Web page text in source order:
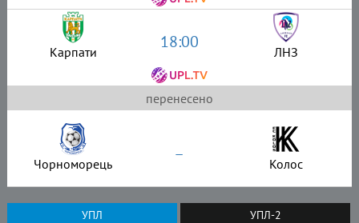
Карпати 18:00 ЛНЗ
перенесено
Чорноморець – Колос
УПЛ УПЛ-2